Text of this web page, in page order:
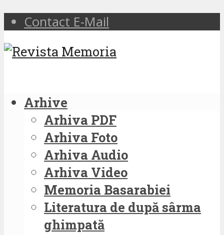
Contact E-Mail
Arhive
Arhiva PDF
Arhiva Foto
Arhiva Audio
Arhiva Video
Memoria Basarabiei
Literatura de după sârma
ghimpată